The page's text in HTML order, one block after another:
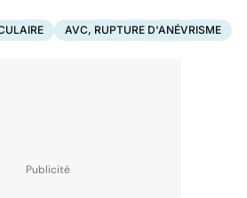
AVC, RUPTURE D'ANÉVRISME